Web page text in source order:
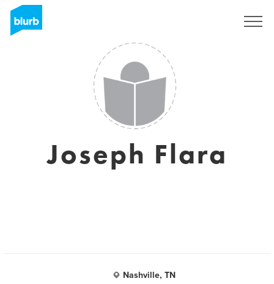
Joseph Flara
Nashville, TN